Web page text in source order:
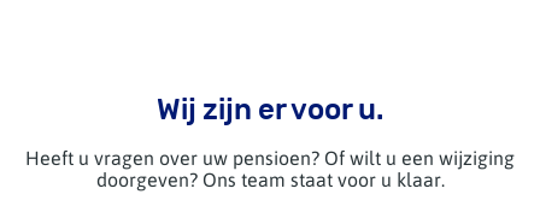
Wij zijn er voor u.
Heeft u vragen over uw pensioen? Of wilt u een wijziging
doorgeven? Ons team staat voor u klaar.